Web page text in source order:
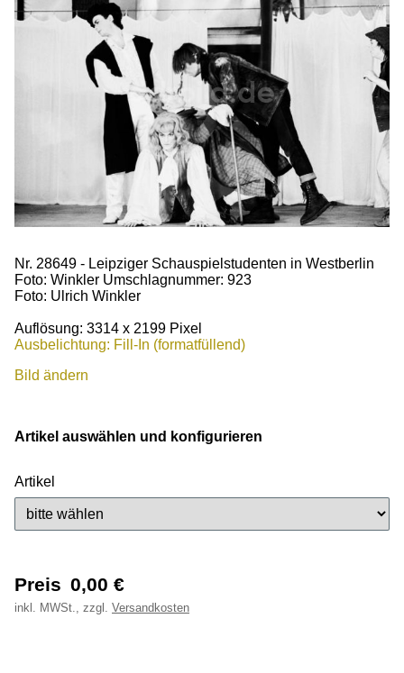
Nr. 28649 - Leipziger Schauspielstudenten in Westberlin
Foto: Winkler Umschlagnummer: 923
Foto: Ulrich Winkler
Auflösung: 3314 x 2199 Pixel
Ausbelichtung: Fill-In (formatfüllend)
Bild ändern
Artikel auswählen und konfigurieren
Artikel
Preis 0,00 €
inkl. MWSt., zzgl. Versandkosten